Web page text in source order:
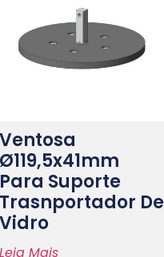
Ventosa
Ø119,5x41mm
Para Suporte
Trasnportador De
Vidro
Leia Mais